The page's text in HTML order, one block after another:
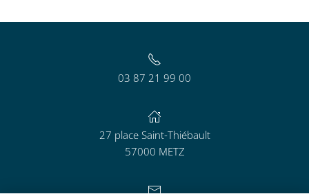
03 87 21 99 00
27 place Saint-Thiébault
57000 METZ